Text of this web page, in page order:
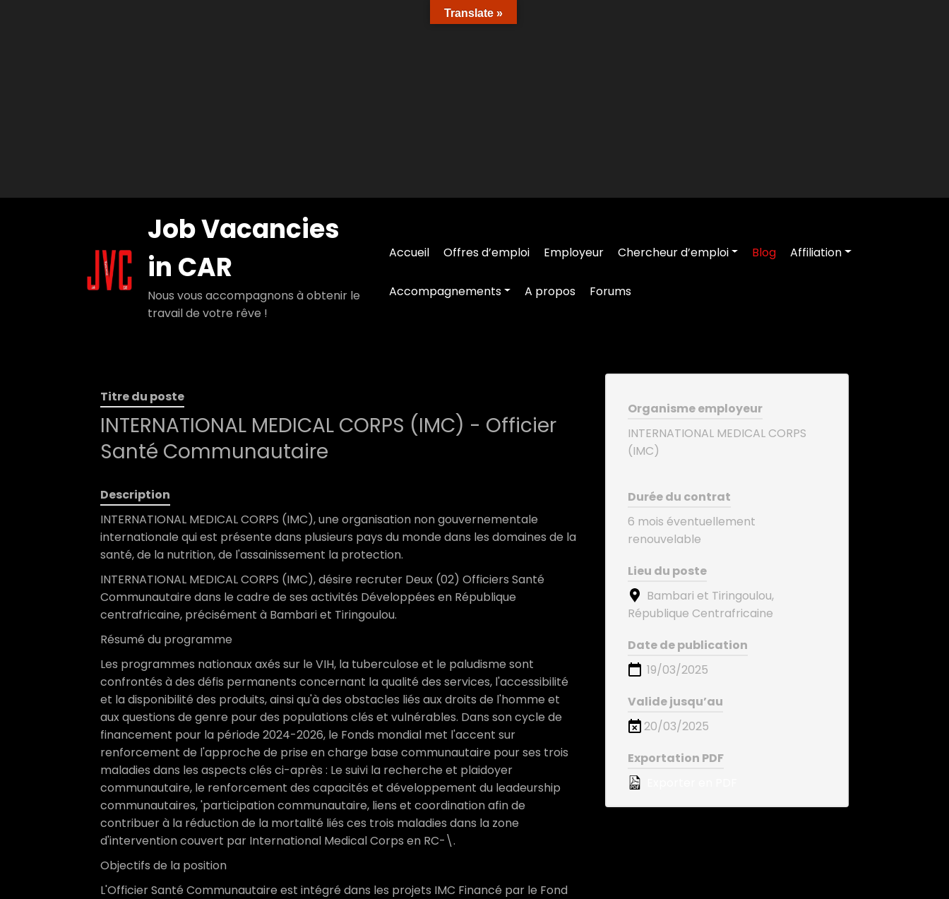
Job Vacancies
in CAR
Nous vous accompagnons à obtenir le
travail de votre rêve !
Accueil Offres d’emploi Employeur Chercheur d’emploi Blog Affiliation
Accompagnements A propos Forums
Titre du poste
INTERNATIONAL MEDICAL CORPS (IMC) - Officier
Santé Communautaire
Description
INTERNATIONAL MEDICAL CORPS (IMC), une organisation non gouvernementale
internationale qui est présente dans plusieurs pays du monde dans les domaines de la
santé, de la nutrition, de l'assainissement la protection.
INTERNATIONAL MEDICAL CORPS (IMC), désire recruter Deux (02) Officiers Santé
Communautaire dans le cadre de ses activités Développées en République
centrafricaine, précisément à Bambari et Tiringoulou.
Résumé du programme
Les programmes nationaux axés sur le VIH, la tuberculose et le paludisme sont
confrontés à des défis permanents concernant la qualité des services, l'accessibilité
et la disponibilité des produits, ainsi qu'à des obstacles liés aux droits de l'homme et
aux questions de genre pour des populations clés et vulnérables. Dans son cycle de
financement pour la période 2024-2026, le Fonds mondial met l'accent sur
renforcement de l'approche de prise en charge base communautaire pour ses trois
maladies dans les aspects clés ci-après : Le suivi la recherche et plaidoyer
communautaire, le renforcement des capacités et développement du leadeurship
communautaires, 'participation communautaire, liens et coordination afin de
contribuer à la réduction de la mortalité liés ces trois maladies dans la zone
d'intervention couvert par International Medical Corps en RC-\.
Objectifs de la position
L'Officier Santé Communautaire est intégré dans les projets IMC Financé par le Fond
Organisme employeur
INTERNATIONAL MEDICAL CORPS
(IMC)
Durée du contrat
6 mois éventuellement
renouvelable
Lieu du poste
Bambari et Tiringoulou,
République Centrafricaine
Date de publication
19/03/2025
Valide jusqu’au
20/03/2025
Exportation PDF
Translate »